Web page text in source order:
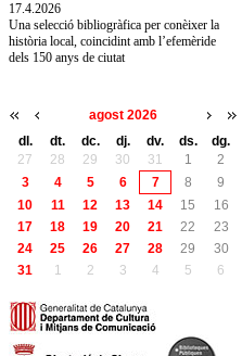
17.4.2026
Una selecció bibliogràfica per conèixer la
història local, coincidint amb l’efemèride
dels 150 anys de ciutat
agost 2026
dl.
dt. dc. dj. dv. ds.
dg.
27
28 29 30 31 1
2
3
4 5 6 7 8
9
10
11 12 13 14 15
16
17
18 19 20 21 22
23
24
25 26 27 28 29
30
31
1 2 3 4 5 6